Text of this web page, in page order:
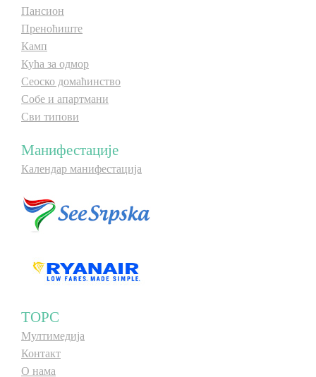
Пансион
Преноћиште
Камп
Кућа за одмор
Сеоско домаћинство
Собе и апартмани
Сви типови
Манифестације
Календар манифестација
ТОРС
Мултимедија
Контакт
О нама